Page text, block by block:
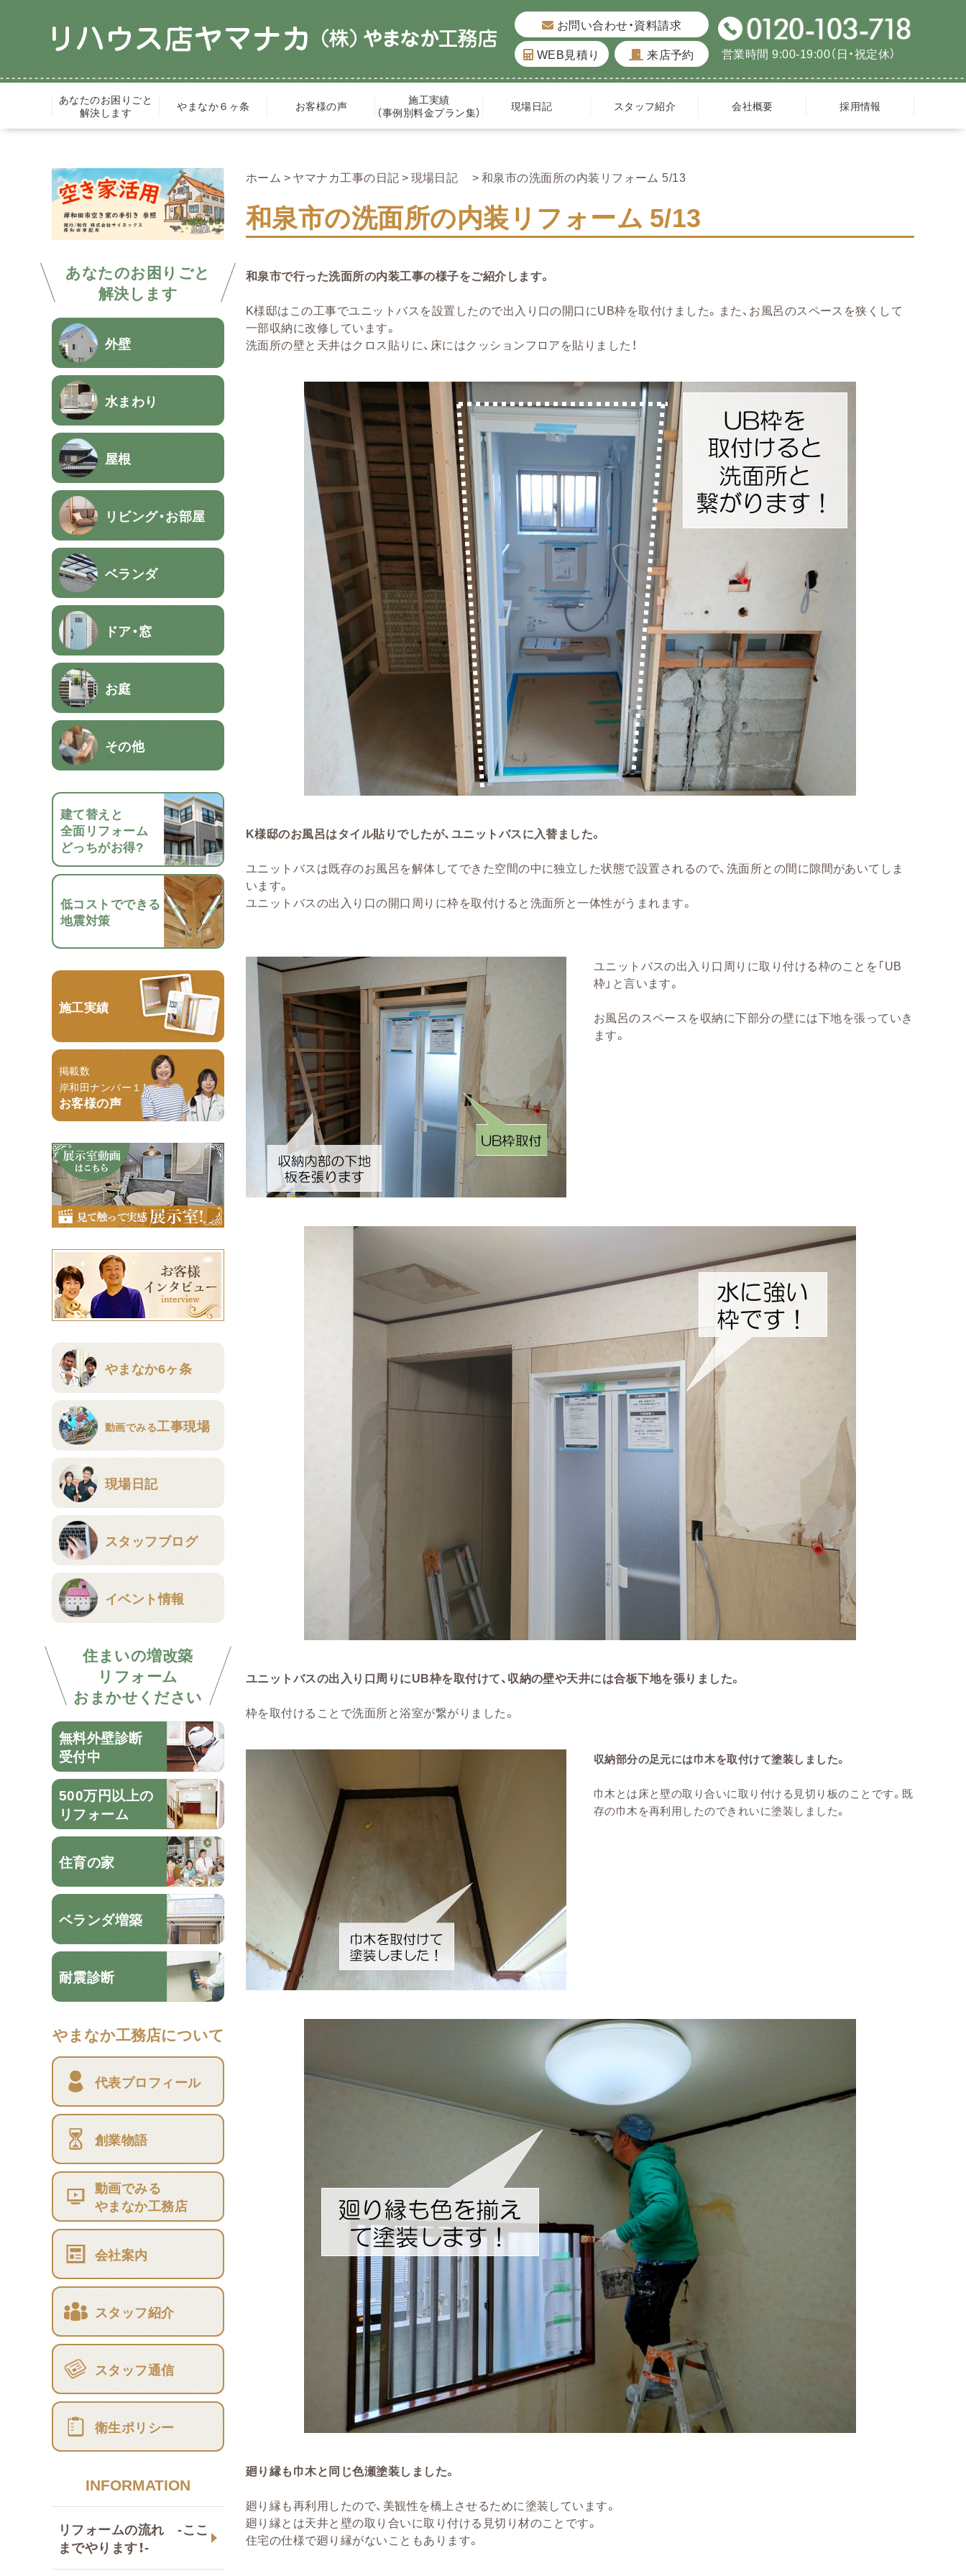
お問い合わせ・資料請求
WEB見積り
来店予約 営業時間 9:00-19:00（日・祝定休）
あなたのお困りごと
解決します
やまなか６ヶ条 お客様の声
施工実績
（事例別料金プラン集）
現場日記 スタッフ紹介 会社概要 採用情報
あなたのお困りごと
解決します
外壁
水まわり
屋根
リビング・お部屋
ベランダ
ドア・窓
お庭
その他
建て替えと
全面リフォーム
どっちがお得?
低コストでできる
地震対策
施工実績
掲載数
岸和田ナンバー１！
お客様の声
やまなか6ヶ条
動画でみる工事現場
現場日記
スタッフブログ
イベント情報
住まいの増改築
リフォーム
おまかせください
無料外壁診断
受付中
500万円以上の
リフォーム
住育の家
ベランダ増築
耐震診断
やまなか工務店について
代表プロフィール
創業物語
動画でみる
やまなか工務店
会社案内
スタッフ紹介
スタッフ通信
衛生ポリシー
INFORMATION
リフォームの流れ -ここ
までやります！-
ホーム ヤマナカ工事の日記 現場日記 和泉市の洗面所の内装リフォーム 5/13
和泉市の洗面所の内装リフォーム 5/13
和泉市で行った洗面所の内装工事の様子をご紹介します。
K様邸はこの工事でユニットバスを設置したので出入り口の開口にUB枠を取付けました。また、お風呂のスペースを狭くして
一部収納に改修しています。
洗面所の壁と天井はクロス貼りに、床にはクッションフロアを貼りました！
K様邸のお風呂はタイル貼りでしたが、ユニットバスに入替ました。
ユニットバスは既存のお風呂を解体してできた空間の中に独立した状態で設置されるので、洗面所との間に隙間があいてしま
います。
ユニットバスの出入り口の開口周りに枠を取付けると洗面所と一体性がうまれます。
ユニットバスの出入り口周りに取り付ける枠のことを「UB
枠」と言います。
お風呂のスペースを収納に下部分の壁には下地を張っていき
ます。
ユニットバスの出入り口周りにUB枠を取付けて、収納の壁や天井には合板下地を張りました。
枠を取付けることで洗面所と浴室が繋がりました。
収納部分の足元には巾木を取付けて塗装しました。
巾木とは床と壁の取り合いに取り付ける見切り板のことです。既
存の巾木を再利用したのできれいに塗装しました。
廻り縁も巾木と同じ色瀬塗装しました。
廻り縁も再利用したので、美観性を橋上させるために塗装しています。
廻り縁とは天井と壁の取り合いに取り付ける見切り材のことです。
住宅の仕様で廻り縁がないこともあります。